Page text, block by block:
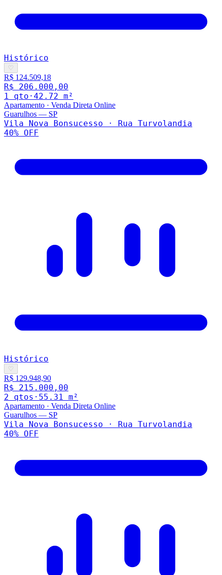
Histórico
♡
R$ 124.509,18
R$ 206.000,00
1 qto · 42.72 m²
Apartamento · Venda Direta Online
Guarulhos — SP
Vila Nova Bonsucesso · Rua Turvolandia
40% OFF
Histórico
♡
R$ 129.948,90
R$ 215.000,00
2 qtos · 55.31 m²
Apartamento · Venda Direta Online
Guarulhos — SP
Vila Nova Bonsucesso · Rua Turvolandia
40% OFF